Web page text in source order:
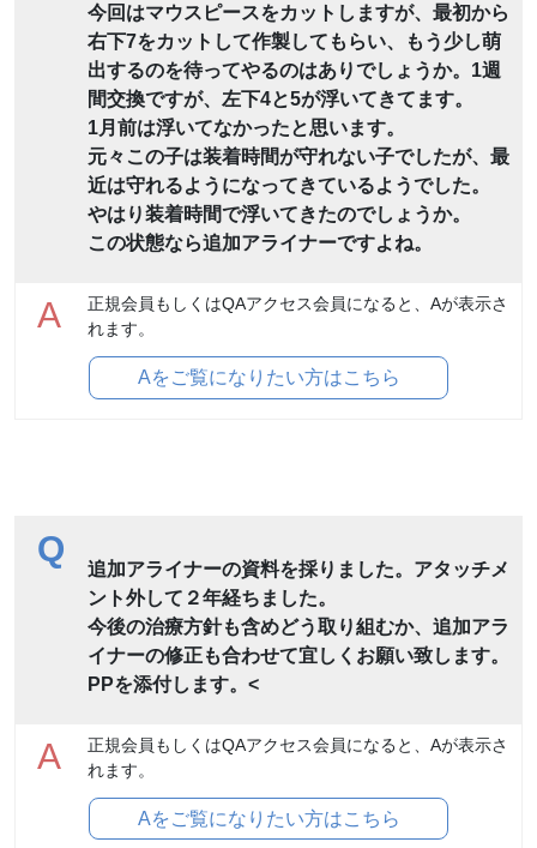
今回はマウスピースをカットしますが、最初から
右下7をカットして作製してもらい、もう少し萌
出するのを待ってやるのはありでしょうか。1週
間交換ですが、左下4と5が浮いてきてます。
1月前は浮いてなかったと思います。
元々この子は装着時間が守れない子でしたが、最
近は守れるようになってきているようでした。
やはり装着時間で浮いてきたのでしょうか。
この状態なら追加アライナーですよね。
A
正規会員もしくはQAアクセス会員になると、Aが表示さ
れます。
Aをご覧になりたい方はこちら
Q
追加アライナーの資料を採りました。アタッチメ
ント外して２年経ちました。
今後の治療方針も含めどう取り組むか、追加アラ
イナーの修正も合わせて宜しくお願い致します。
PPを添付します。<
A
正規会員もしくはQAアクセス会員になると、Aが表示さ
れます。
Aをご覧になりたい方はこちら